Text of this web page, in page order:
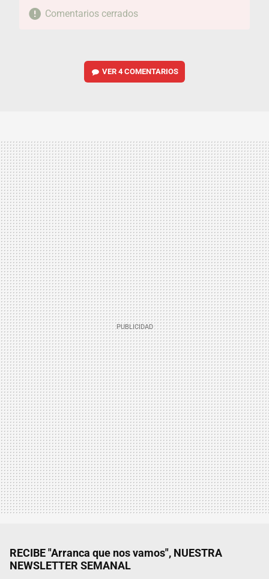
Comentarios cerrados
VER4 COMENTARIOS
RECIBE "Arranca que nos vamos", NUESTRA
NEWSLETTER SEMANAL